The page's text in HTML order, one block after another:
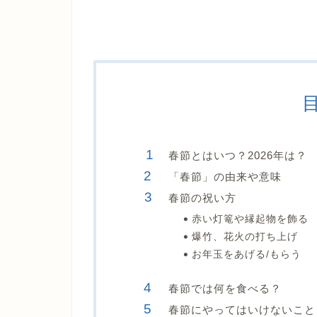
春節とはいつ？2026年は？
「春節」の由来や意味
春節の祝い方
赤い灯篭や縁起物を飾る
爆竹、花火の打ち上げ
お年玉をあげる/もらう
春節では何を食べる？
春節にやってはいけないこと